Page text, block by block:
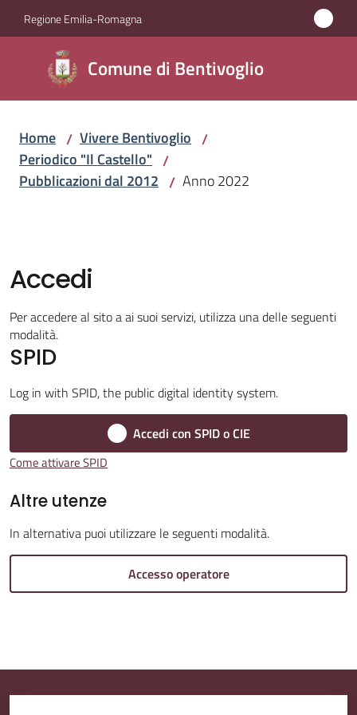
Vai al contenuto
Vai alla navigazione
Vai al footer
Regione Emilia-Romagna
Comune di Bentivoglio
Comune di
Bentivoglio
Amministrazione
Novità
Vivere
Bentivoglio
Menu selezionato
Amministrazione
l
o
r
i
Home / Vivere Bentivoglio /
Periodico "Il Castello" /
Pubblicazioni dal 2012 / Anno 2022
Accedi
Per accedere al sito a ai suoi servizi, utilizza una delle seguenti
modalità.
SPID
Log in with SPID, the public digital identity system.
Accedi con SPID o CIE
Come attivare SPID
Altre utenze
In alternativa puoi utilizzare le seguenti modalità.
Accesso operatore